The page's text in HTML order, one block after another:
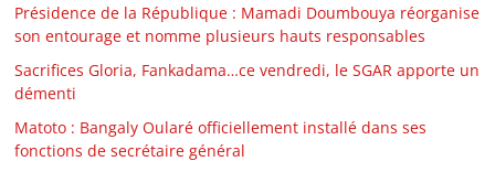
Présidence de la République : Mamadi Doumbouya réorganise
son entourage et nomme plusieurs hauts responsables
Sacrifices Gloria, Fankadama…ce vendredi, le SGAR apporte un
démenti
Matoto : Bangaly Oularé officiellement installé dans ses
fonctions de secrétaire général